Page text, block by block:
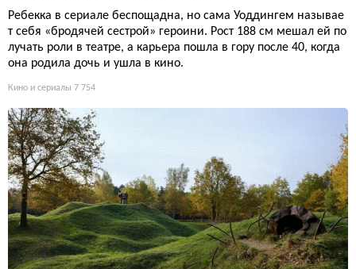
Ребекка в сериале беспощадна, но сама Уоддингем называе
т себя «бродячей сестрой» героини. Рост 188 см мешал ей по
лучать роли в театре, а карьера пошла в гору после 40, когда
она родила дочь и ушла в кино.
Кино и сериалы 7 754